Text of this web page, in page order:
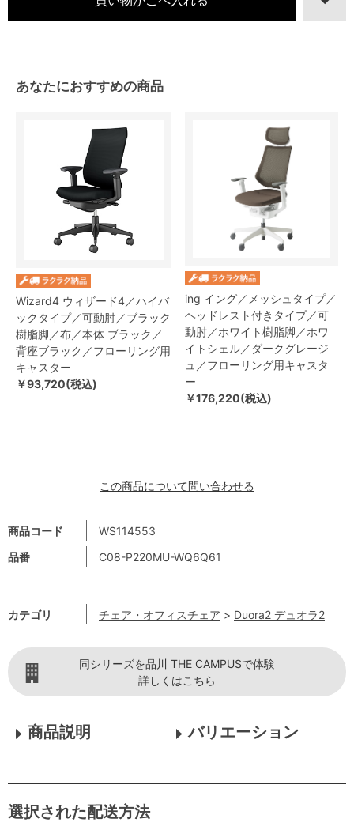
商品コード
WS114553
品番
C08-P220MU-WQ6Q61
カテゴリ チェア・オフィスチェア > Duora2 デュオラ2
あなたにおすすめの商品
Wizard4 ウィザード4／ハイバ
ックタイプ／可動肘／ブラック
樹脂脚／布／本体 ブラック／
背座ブラック／フローリング用
キャスター
￥93,720(税込)
ing イング／メッシュタイプ／
ヘッドレスト付きタイプ／可
動肘／ホワイト樹脂脚／ホワ
イトシェル／ダークグレージ
ュ／フローリング用キャスタ
ー
￥176,220(税込)
この商品について問い合わせる
同シリーズを品川 THE CAMPUSで体験
詳しくはこちら
商品説明 バリエーション
選択された配送方法